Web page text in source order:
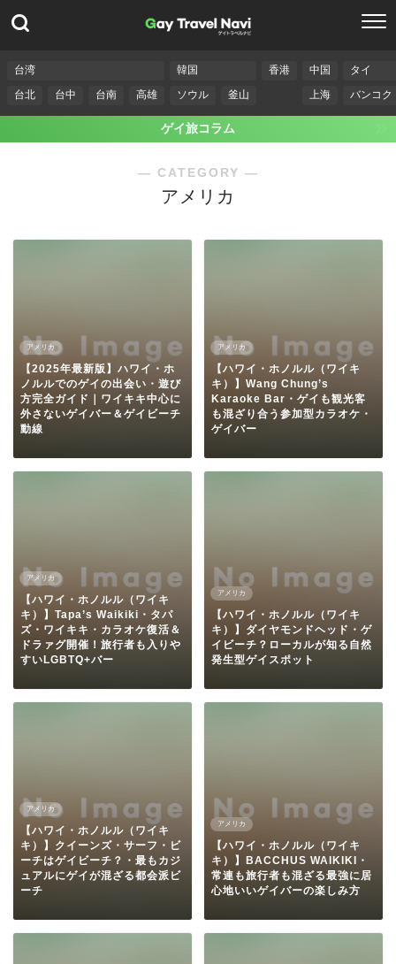
台湾
台北
台中 台南 高雄
韓国
ソウル
釜山
香港
中国
上海
タイ
バンコク
ゲイ旅コラム
― CATEGORY ―
アメリカ
アメリカ
【2025年最新版】ハワイ・ホ
ノルルでのゲイの出会い・遊び
方完全ガイド｜ワイキキ中心に
外さないゲイバー＆ゲイビーチ
動線
アメリカ
【ハワイ・ホノルル（ワイキ
キ）】Wang Chung’s
Karaoke Bar・ゲイも観光客
も混ざり合う参加型カラオケ・
ゲイバー
アメリカ
【ハワイ・ホノルル（ワイキ
キ）】Tapa’s Waikiki・タパ
ズ・ワイキキ・カラオケ復活＆
ドラァグ開催！旅行者も入りや
すいLGBTQ+バー
アメリカ
【ハワイ・ホノルル（ワイキ
キ）】ダイヤモンドヘッド・ゲ
イビーチ？ローカルが知る自然
発生型ゲイスポット
アメリカ
【ハワイ・ホノルル（ワイキ
キ）】クイーンズ・サーフ・ビ
ーチはゲイビーチ？・最もカジ
ュアルにゲイが混ざる都会派ビ
ーチ
アメリカ
【ハワイ・ホノルル（ワイキ
キ）】BACCHUS WAIKIKI・
常連も旅行者も混ざる最強に居
心地いいゲイバーの楽しみ方